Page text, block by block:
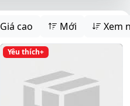
Giá cao Mới Xem
Yêu thích+